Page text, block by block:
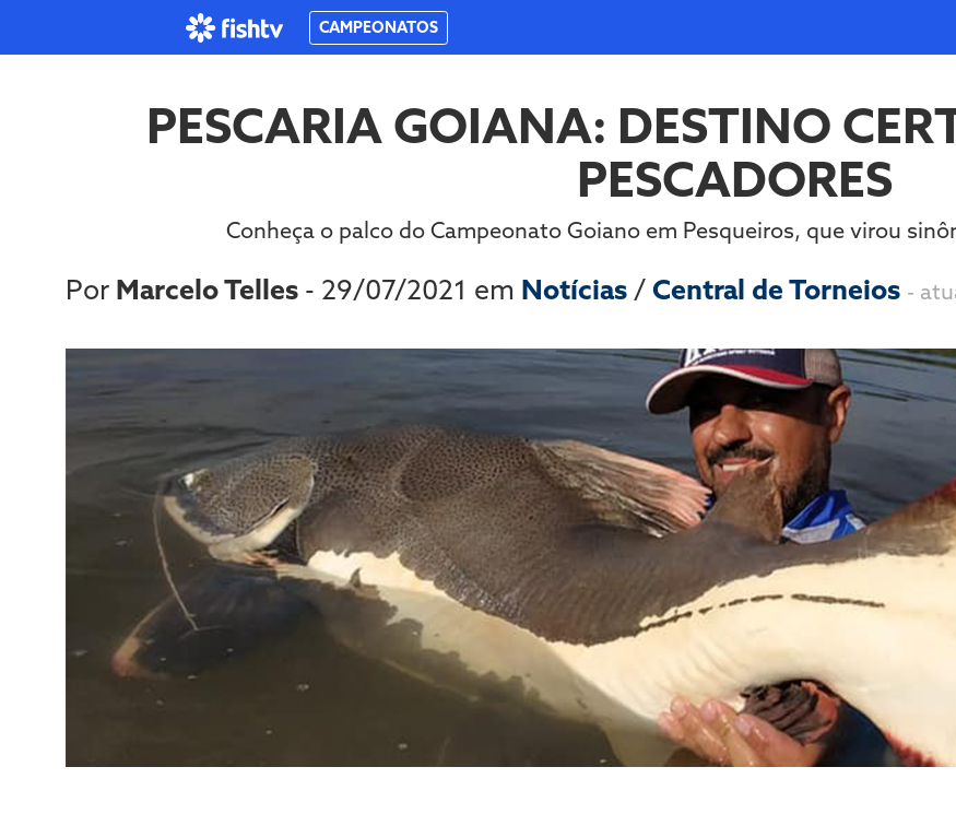
CAMPEONATOS
PESCARIA GOIANA: DESTINO
PESCADORES
Conheça o palco do Campeonato Goiano em Pesqueiros, que virou
Por Marcelo Telles - 29/07/2021 em Notícias/Central de Torneios -